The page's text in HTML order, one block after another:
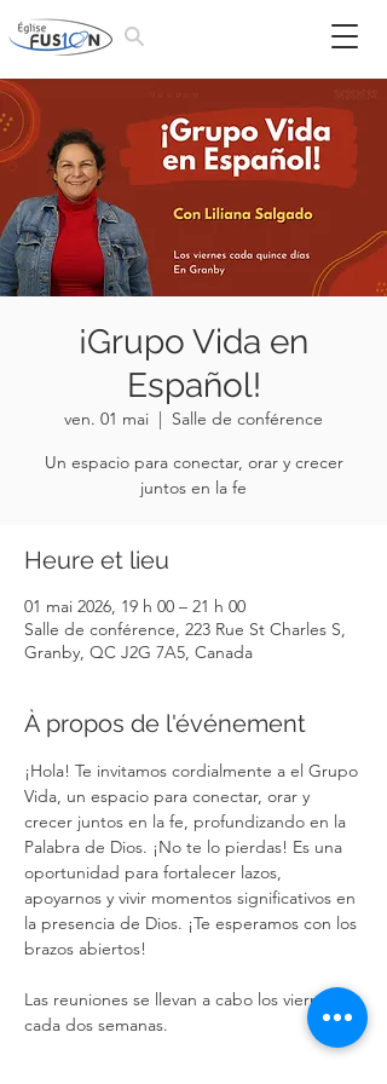
¡Grupo Vida en
Español!
ven. 01 mai
  |
Salle de conférence
Un espacio para conectar, orar y crecer
juntos en la fe
Heure et lieu
01 mai 2026, 19 h 00 – 21 h 00
Salle de conférence, 223 Rue St Charles S,
Granby, QC J2G 7A5, Canada
À propos de l'événement
¡Hola! Te invitamos cordialmente a el Grupo
Vida, un espacio para conectar, orar y
crecer juntos en la fe, profundizando en la
Palabra de Dios. ¡No te lo pierdas! Es una
oportunidad para fortalecer lazos,
apoyarnos y vivir momentos significativos en
la presencia de Dios. ¡Te esperamos con los
brazos abiertos!
Las reuniones se llevan a cabo los viernes
cada dos semanas.